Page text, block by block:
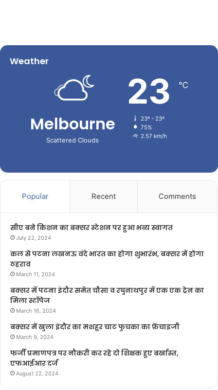
Weather
Melbourne
Scattered Clouds
23 ℃
23º - 23º
75%
2.57 km/h
Popular Recent Comments
सीए बने किशन का बक्सर स्टेशन पर हुआ भव्य स्वागत
July 22, 2024
कल से पटना लखनऊ वंदे भारत का होगा शुभारंभ, बक्सर में होगा
ठहराव
March 11, 2024
बक्सर में पटना इंदौर समेत चौसा व रघुनाथपुर में एक एक ट्रेन का
मिला स्टॉपेज
March 16, 2024
बक्सर में खुला इंदौर का मशहूर चाट फुचका का फ्रेंचाइजी
March 9, 2024
फर्जी प्रमाणपत्र पर नौकरी कर रहे दो शिक्षक हुए बर्खास्त,
एफआईआर दर्ज
August 22, 2024